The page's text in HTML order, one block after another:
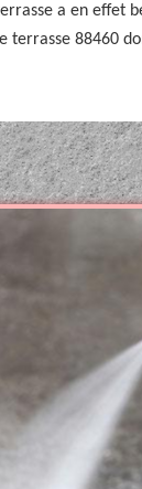
a en effet
terrasse 88460